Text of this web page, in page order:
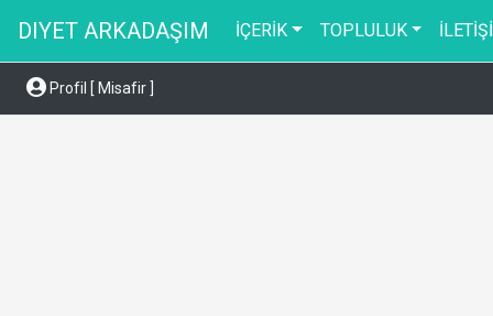
DIYET ARKADAŞIM İÇERİK TOPLULUK
Profil [ Misafir ]